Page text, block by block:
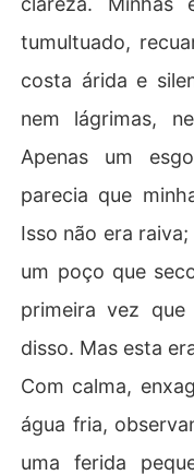
tumultuado,
costa árida e
nem lágrimas,
Apenas um
parecia que
Isso não era
um poço que
primeira vez que
disso. Mas esta
Com calma,
água fria,
uma ferida